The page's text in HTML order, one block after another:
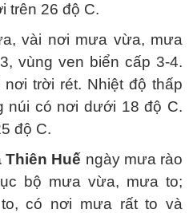
trên 26 độ C.
vài nơi mưa vừa, mưa
vùng ven biển cấp 3-4.
trời rét. Nhiệt độ thấp
núi có nơi dưới 18 độ C.
độ C.
Huế ngày mưa rào
bộ mưa vừa, mưa to;
có nơi mưa rất to và